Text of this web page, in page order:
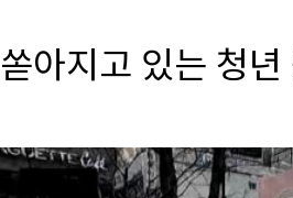
쏟아지고 있는 청년